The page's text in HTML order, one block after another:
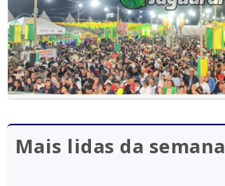
Mais lidas da semana